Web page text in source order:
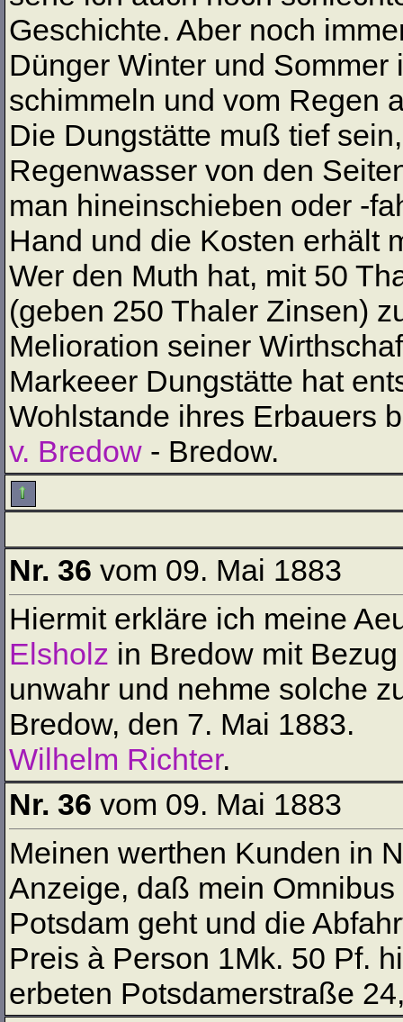
Geschichte. Aber noch
Dünger Winter und
schimmeln und vom Regen
Die Dungstätte muß tief
Regenwasser von den
man hineinschieben oder -
Hand und die Kosten erhält
Wer den Muth hat, mit 50
(geben 250 Thaler Zinsen)
Melioration seiner
Markeeer Dungstätte hat
Wohlstande ihres Erbauers
v. Bredow - Bredow.
Nr. 36 vom 09. Mai 1883
Hiermit erkläre ich meine
Elsholz in Bredow mit
unwahr und nehme solche
Bredow, den 7. Mai 1883.
Wilhelm Richter.
Nr. 36 vom 09. Mai 1883
Meinen werthen Kunden in
Anzeige, daß mein
Potsdam geht und die
Preis à Person 1Mk. 50 Pf.
erbeten Potsdamerstraße